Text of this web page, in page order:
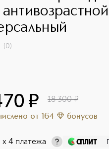
(0)
¤ 18 300 ¤
от 164 бонусов
х 4 платежа